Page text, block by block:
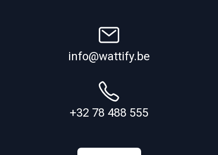
info@wattify.be
+32 78 488 555